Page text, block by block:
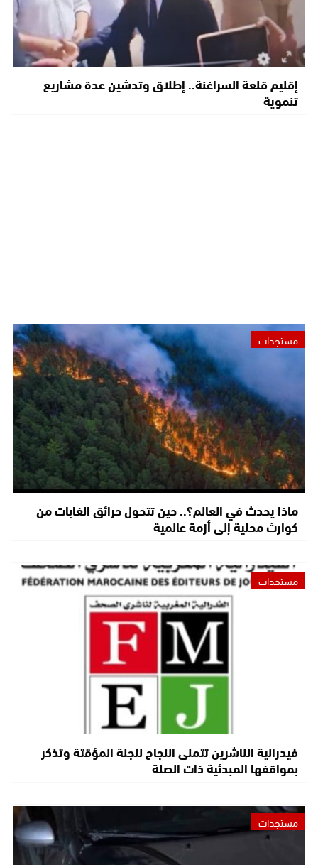
إقليم قلعة السراغنة.. إطلاق وتدشين عدة مشاريع
تنموية
مستجدات
ماذا يحدث في العالم؟.. حين تتحول حرائق الغابات من
كوارث محلية إلى أزمة عالمية
مستجدات
فيدرالية الناشرين تتمنى النجاح للجنة المؤقتة وتذكر
بمواقفها المبدئية ذات الصلة
مستجدات